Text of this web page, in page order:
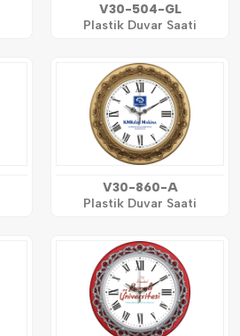
V30-504-GL
Plastik Duvar Saati
V30-860-A
Plastik Duvar Saati